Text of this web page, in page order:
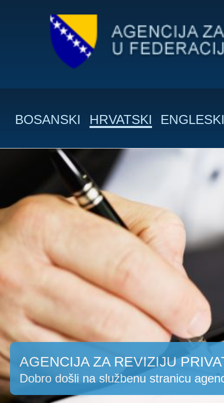
BOSANSKI HRVATSKI
AGENCIJA ZA REVIZIJU
Dobro došli na službenu stranicu